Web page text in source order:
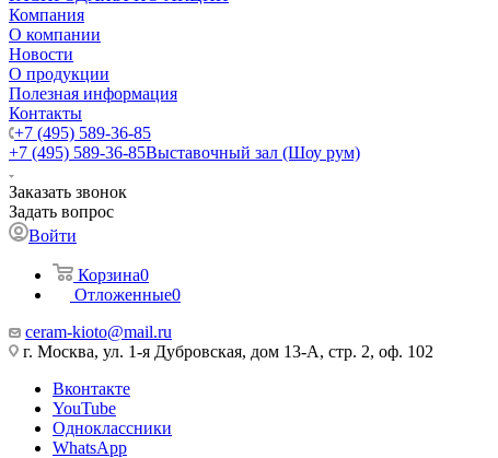
Компания
О компании
Новости
О продукции
Полезная информация
Контакты
+7 (495) 589-36-85
+7 (495) 589-36-85Выставочный зал (Шоу рум)
Заказать звонок
Задать вопрос
Войти
Корзина0
Отложенные0
ceram-kioto@mail.ru
г. Москва, ул. 1-я Дубровская, дом 13-А, стр. 2, оф. 102
Вконтакте
YouTube
Одноклассники
WhatsApp